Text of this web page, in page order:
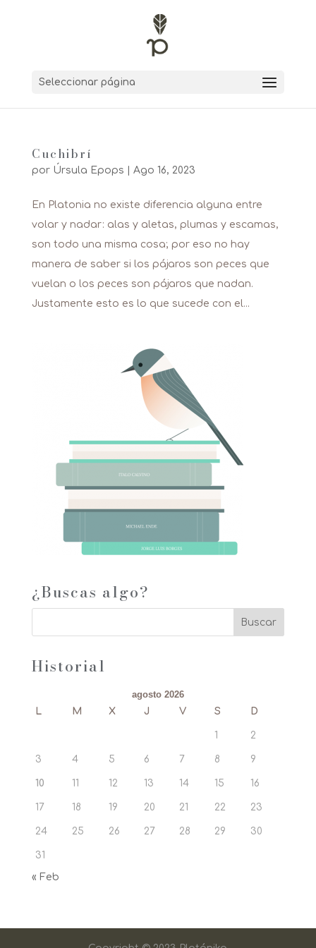
Seleccionar página
Cuchibrí
por Úrsula Epops Ago 16, 2023
En Platonia no existe diferencia alguna entre
volar y nadar: alas y aletas, plumas y escamas,
son todo una misma cosa; por eso no hay
manera de saber si los pájaros son peces que
vuelan o los peces son pájaros que nadan.
Justamente esto es lo que sucede con el...
¿Buscas algo?
Historial
agosto 2026
L
M X J V S D
1 2
3 4 5 6 7 8 9
10 11 12 13 14 15 16
17 18 19 20 21 22 23
24 25 26 27 28 29 30
31
« Feb